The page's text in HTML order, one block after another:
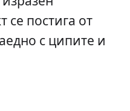
се постига от
с ципите и